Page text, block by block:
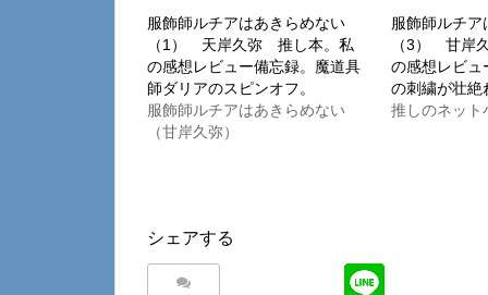
み
中…
服飾師ルチアはあきらめない
（1） 天岸久弥 推し本。私
の感想レビュー備忘録。魔道具
師ダリアのスピンオフ。
服飾師ルチアはあきらめない
（甘岸久弥）
服飾師ルチ
（3） 甘岸
の感想レビュ
の刺繍が壮絶
推しのネット
シェアする